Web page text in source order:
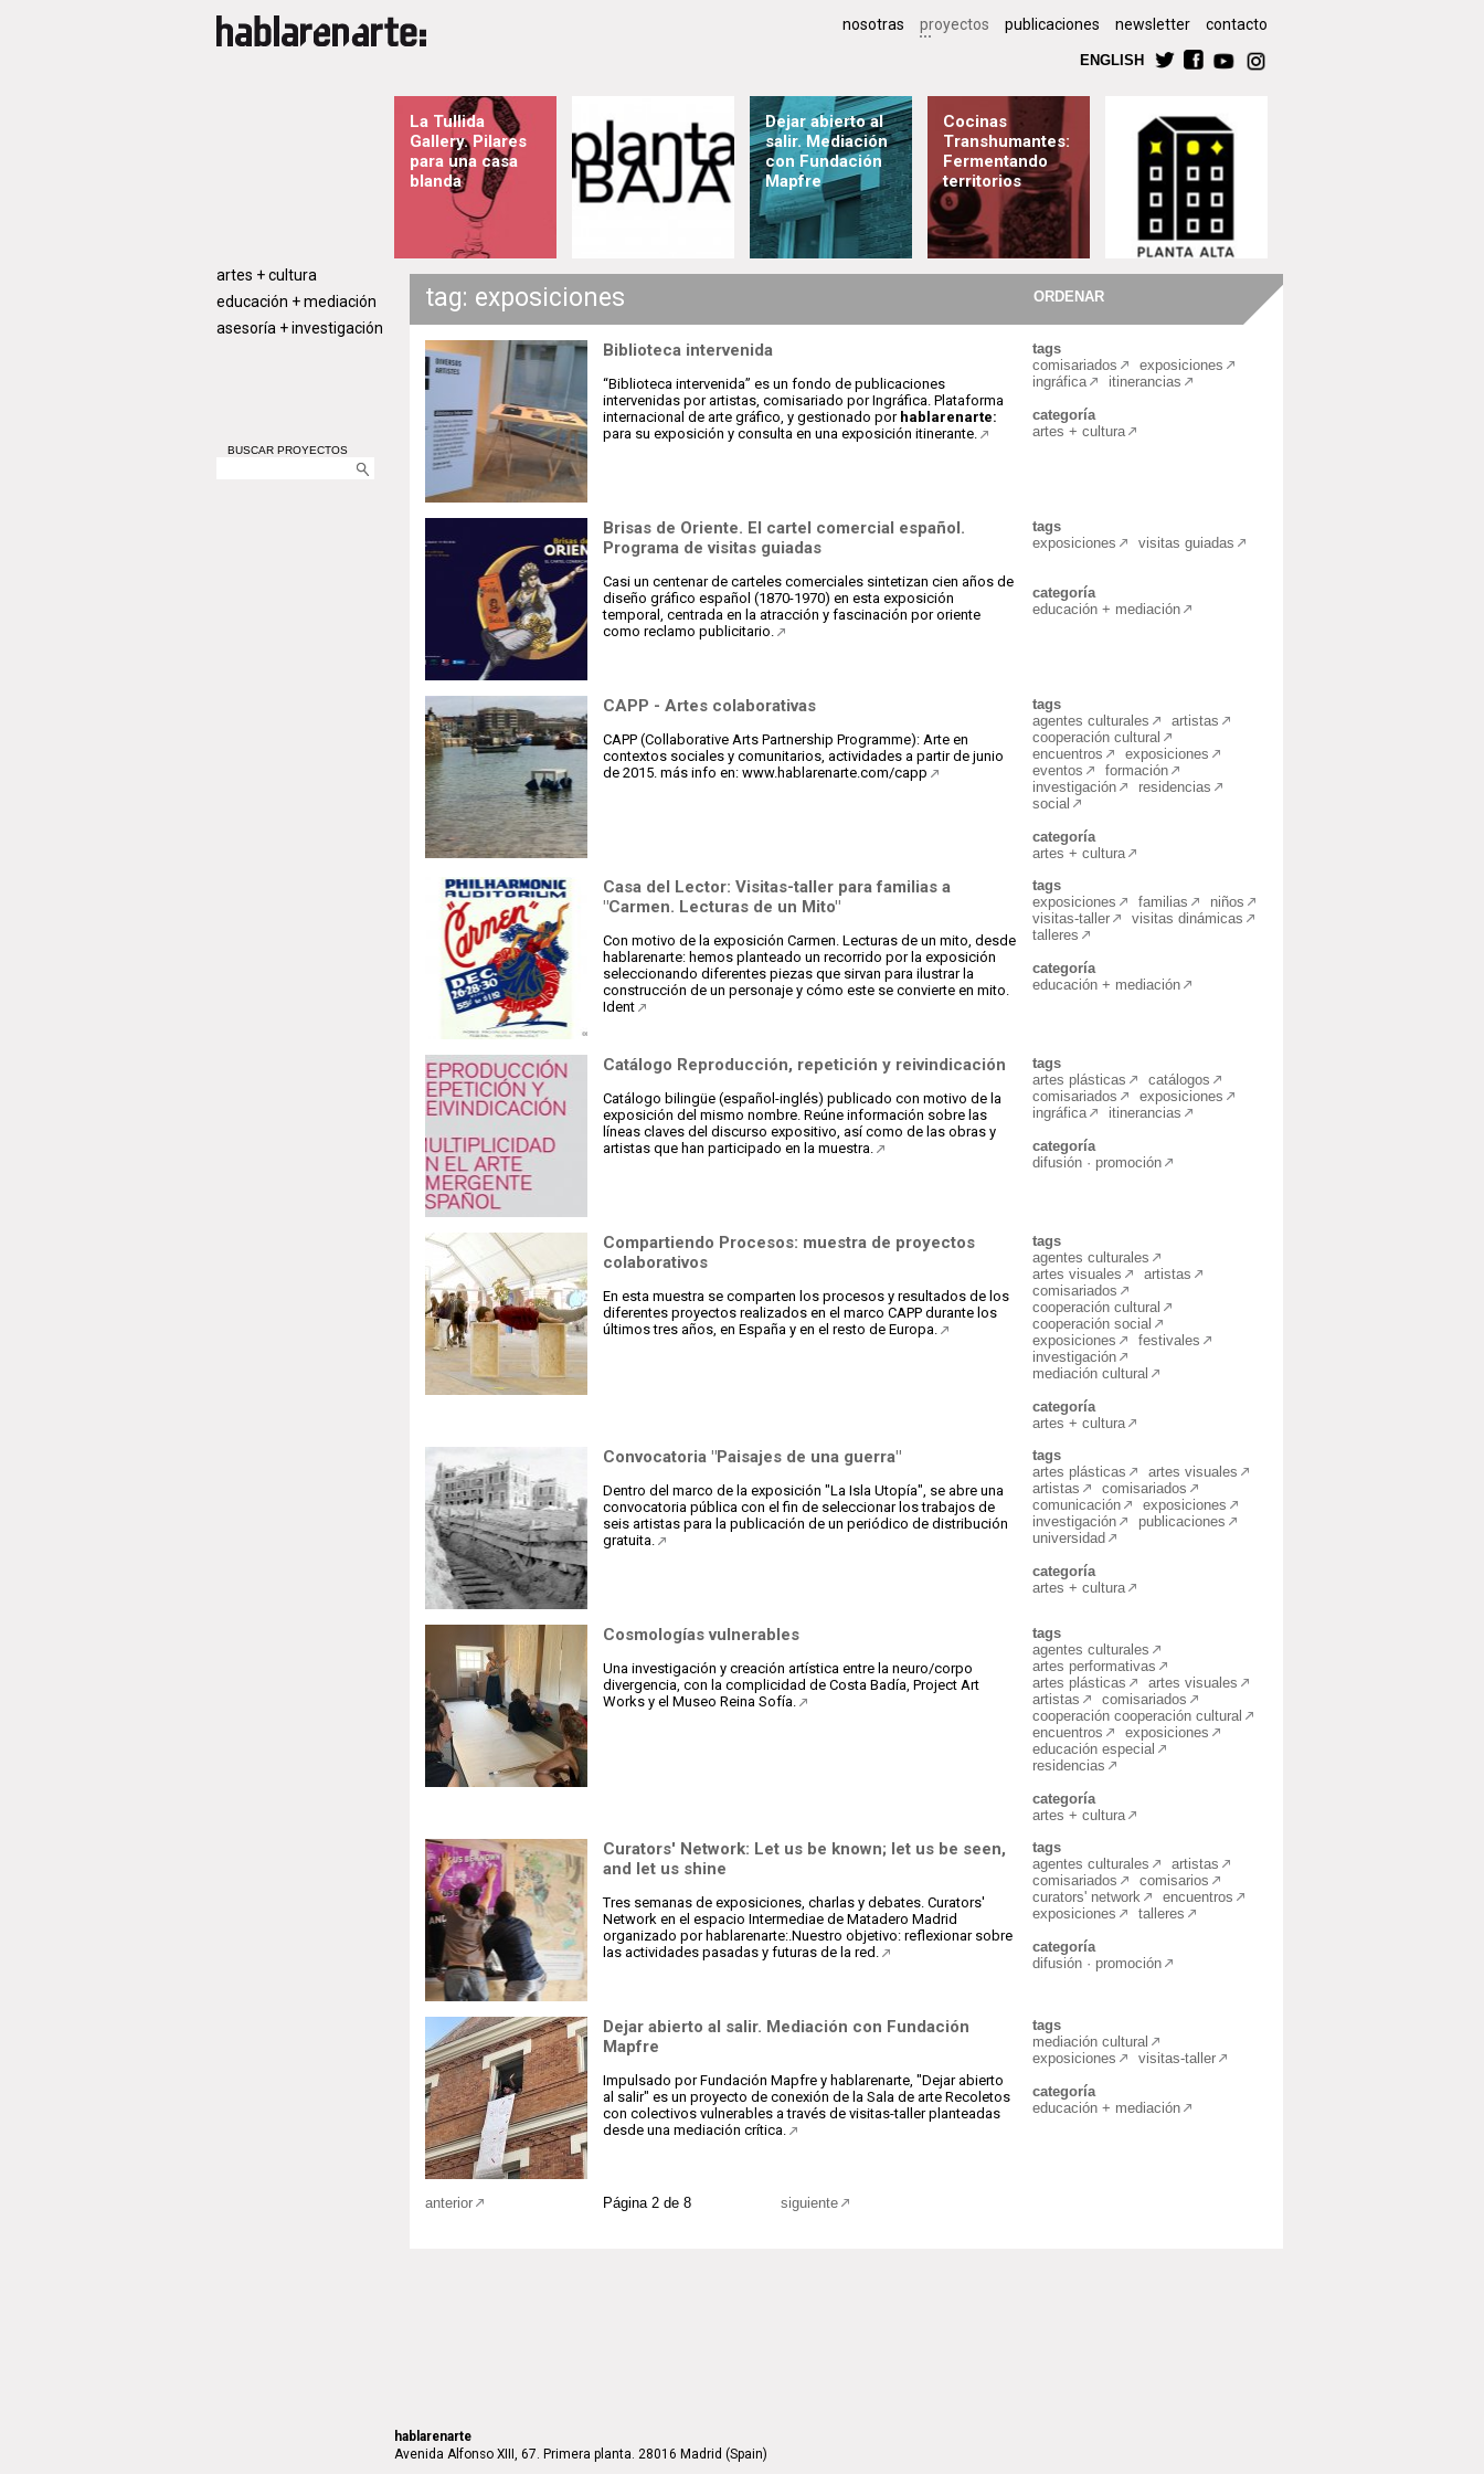
nosotras proyectos publicaciones newsletter contacto
ENGLISH
artes + cultura
educación + mediación
asesoría + investigación
BUSCAR PROYECTOS
La Tullida
Gallery. Pilares
para una casa
blanda
Dejar abierto al
salir. Mediación
con Fundación
Mapfre
Cocinas
Transhumantes:
Fermentando
territorios
tag: exposiciones ORDENAR
Biblioteca intervenida
“Biblioteca intervenida” es un fondo de publicaciones
intervenidas por artistas, comisariado por Ingráfica. Plataforma
internacional de arte gráfico, y gestionado por hablarenarte:
para su exposición y consulta en una exposición itinerante.
tags
comisariados
exposiciones
ingráfica
itinerancias
categoría
artes + cultura
Brisas de Oriente. El cartel comercial español.
Programa de visitas guiadas
Casi un centenar de carteles comerciales sintetizan cien años de
diseño gráfico español (1870-1970) en esta exposición
temporal, centrada en la atracción y fascinación por oriente
como reclamo publicitario.
tags
exposiciones
visitas guiadas
categoría
educación + mediación
CAPP - Artes colaborativas
CAPP (Collaborative Arts Partnership Programme): Arte en
contextos sociales y comunitarios, actividades a partir de junio
de 2015. más info en: www.hablarenarte.com/capp
tags
agentes culturales
artistas
cooperación cultural
encuentros
exposiciones
eventos
formación
investigación
residencias
social
categoría
artes + cultura
Casa del Lector: Visitas-taller para familias a
"Carmen. Lecturas de un Mito"
Con motivo de la exposición Carmen. Lecturas de un mito, desde
hablarenarte: hemos planteado un recorrido por la exposición
seleccionando diferentes piezas que sirvan para ilustrar la
construcción de un personaje y cómo este se convierte en mito.
Ident
tags
exposiciones
familias
niños
visitas-taller
visitas dinámicas
talleres
categoría
educación + mediación
Catálogo Reproducción, repetición y reivindicación
Catálogo bilingüe (español-inglés) publicado con motivo de la
exposición del mismo nombre. Reúne información sobre las
líneas claves del discurso expositivo, así como de las obras y
artistas que han participado en la muestra.
tags
artes plásticas
catálogos
comisariados
exposiciones
ingráfica
itinerancias
categoría
difusión · promoción
Compartiendo Procesos: muestra de proyectos
colaborativos
En esta muestra se comparten los procesos y resultados de los
diferentes proyectos realizados en el marco CAPP durante los
últimos tres años, en España y en el resto de Europa.
tags
agentes culturales
artes visuales
artistas
comisariados
cooperación cultural
cooperación social
exposiciones
festivales
investigación
mediación cultural
categoría
artes + cultura
Convocatoria "Paisajes de una guerra"
Dentro del marco de la exposición "La Isla Utopía", se abre una
convocatoria pública con el fin de seleccionar los trabajos de
seis artistas para la publicación de un periódico de distribución
gratuita.
tags
artes plásticas
artes visuales
artistas
comisariados
comunicación
exposiciones
investigación
publicaciones
universidad
categoría
artes + cultura
Cosmologías vulnerables
Una investigación y creación artística entre la neuro/corpo
divergencia, con la complicidad de Costa Badía, Project Art
Works y el Museo Reina Sofía.
tags
agentes culturales
artes performativas
artes plásticas
artes visuales
artistas
comisariados
cooperación cooperación cultural
encuentros
exposiciones
educación especial
residencias
categoría
artes + cultura
Curators' Network: Let us be known; let us be seen,
and let us shine
Tres semanas de exposiciones, charlas y debates. Curators'
Network en el espacio Intermediae de Matadero Madrid
organizado por hablarenarte:.Nuestro objetivo: reflexionar sobre
las actividades pasadas y futuras de la red.
tags
agentes culturales
artistas
comisariados
comisarios
curators' network
encuentros
exposiciones
talleres
categoría
difusión · promoción
Dejar abierto al salir. Mediación con Fundación
Mapfre
Impulsado por Fundación Mapfre y hablarenarte, "Dejar abierto
al salir" es un proyecto de conexión de la Sala de arte Recoletos
con colectivos vulnerables a través de visitas-taller planteadas
desde una mediación crítica.
tags
mediación cultural
exposiciones
visitas-taller
categoría
educación + mediación
anterior Página 2 de 8 siguiente
hablarenarte
Avenida Alfonso XIII, 67. Primera planta. 28016 Madrid (Spain)